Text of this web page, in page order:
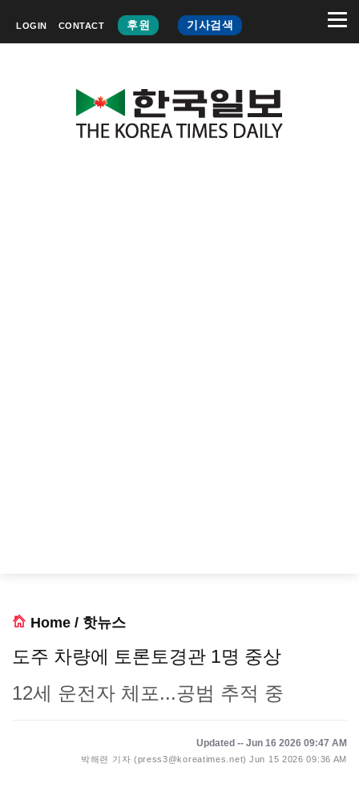
LOGIN CONTACT 후원 기사검색
Home / 핫뉴스
도주 차량에 토론토경관 1명 중상
12세 운전자 체포...공범 추적 중
Updated -- Jun 16 2026 09:47 AM
박해련 기자 (press3@koreatimes.net) Jun 15 2026 09:36 AM